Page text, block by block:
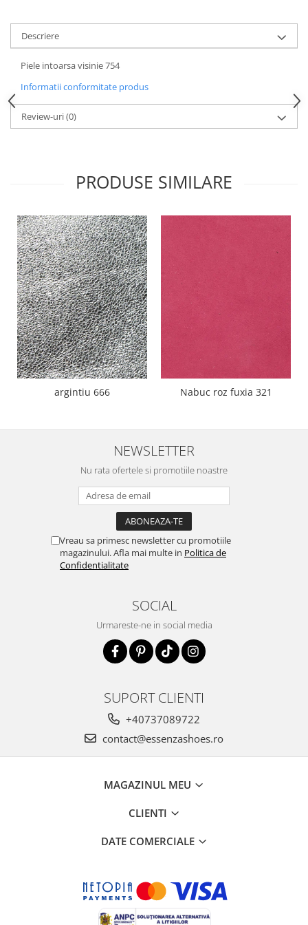
Descriere
Piele intoarsa visinie 754
Informatii conformitate produs
Review-uri(0)
PRODUSE SIMILARE
argintiu 666 Nabuc roz fuxia 321
NEWSLETTER
Nu rata ofertele si promotiile noastre
Vreau sa primesc newsletter cu promotiile
magazinului. Afla mai multe in Politica de
Confidentialitate
SOCIAL
Urmareste-ne in social media
SUPORT CLIENTI
+40737089722
contact@essenzashoes.ro
MAGAZINUL MEU
CLIENTI
DATE COMERCIALE